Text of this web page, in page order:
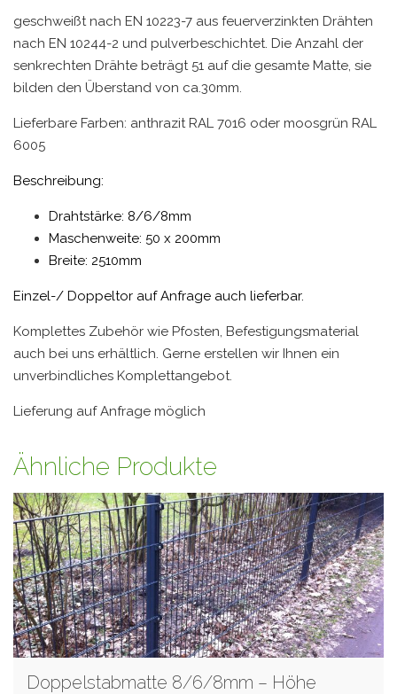
geschweißt nach EN 10223-7 aus feuerverzinkten Drähten
nach EN 10244-2 und pulverbeschichtet. Die Anzahl der
senkrechten Drähte beträgt 51 auf die gesamte Matte, sie
bilden den Überstand von ca.30mm.
Lieferbare Farben: anthrazit RAL 7016 oder moosgrün RAL
6005
Beschreibung:
Drahtstärke: 8/6/8mm
Maschenweite: 50 x 200mm
Breite: 2510mm
Einzel-/ Doppeltor auf Anfrage auch lieferbar.
Komplettes Zubehör wie Pfosten, Befestigungsmaterial
auch bei uns erhältlich. Gerne erstellen wir Ihnen ein
unverbindliches Komplettangebot.
Lieferung auf Anfrage möglich
Ähnliche Produkte
Doppelstabmatte 8/6/8mm – Höhe